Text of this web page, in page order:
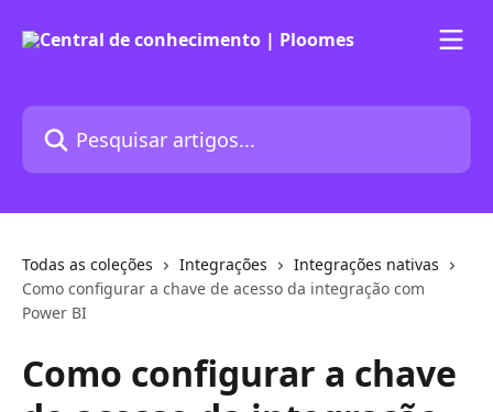
Pesquisar artigos...
Todas as coleções Integrações
Integrações nativas
Como configurar a chave de acesso da integração com
Power BI
Como configurar a chave